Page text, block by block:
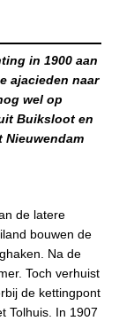
in 1900 aan
ajacieden naar
wel op
Buiksloot en
Nieuwendam
de latere
bouwen de
Na de
Toch verhuist
de kettingpont
Tolhuis. In 1907